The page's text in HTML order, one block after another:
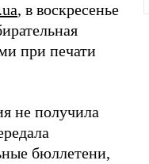
, в воскресенье
при печати
не получила
бюллетени,